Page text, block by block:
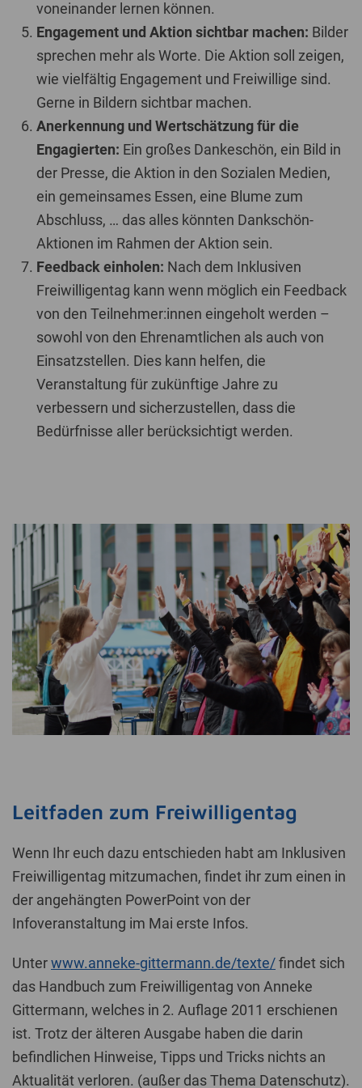
voneinander lernen können.
Engagement und Aktion sichtbar machen: Bilder
sprechen mehr als Worte. Die Aktion soll zeigen,
wie vielfältig Engagement und Freiwillige sind.
Gerne in Bildern sichtbar machen.
Anerkennung und Wertschätzung für die
Engagierten: Ein großes Dankeschön, ein Bild in
der Presse, die Aktion in den Sozialen Medien,
ein gemeinsames Essen, eine Blume zum
Abschluss, … das alles könnten Dankschön-
Aktionen im Rahmen der Aktion sein.
Feedback einholen: Nach dem Inklusiven
Freiwilligentag kann wenn möglich ein Feedback
von den Teilnehmer:innen eingeholt werden –
sowohl von den Ehrenamtlichen als auch von
Einsatzstellen. Dies kann helfen, die
Veranstaltung für zukünftige Jahre zu
verbessern und sicherzustellen, dass die
Bedürfnisse aller berücksichtigt werden.
Leitfaden zum Freiwilligentag
Wenn Ihr euch dazu entschieden habt am Inklusiven
Freiwilligentag mitzumachen, findet ihr zum einen in
der angehängten PowerPoint von der
Infoveranstaltung im Mai erste Infos.
Unterwww.anneke-gittermann.de/texte/findet sich
das Handbuch zum Freiwilligentag von Anneke
Gittermann, welches in 2. Auflage 2011 erschienen
ist. Trotz der älteren Ausgabe haben die darin
befindlichen Hinweise, Tipps und Tricks nichts an
Aktualität verloren. (außer das Thema Datenschutz).